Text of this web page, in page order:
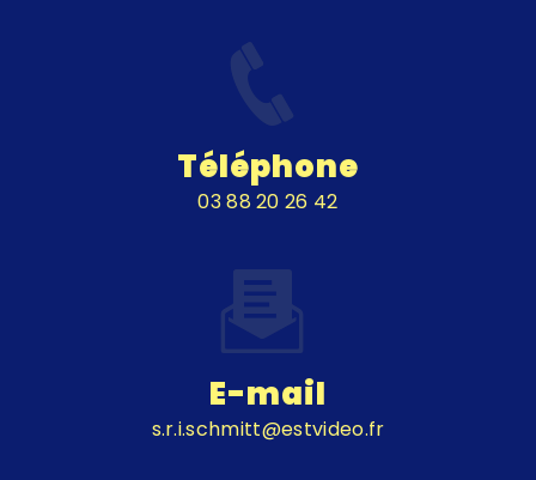
Téléphone
03 88 20 26 42
E-mail
s.r.i.schmitt@estvideo.fr